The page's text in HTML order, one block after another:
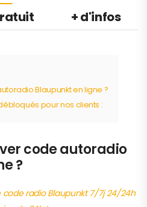
+ d'infos
Blaupunkt en ligne ?
pour nos clients :
code autoradio
?
code radio Blaupunkt 7/7j 24/24h